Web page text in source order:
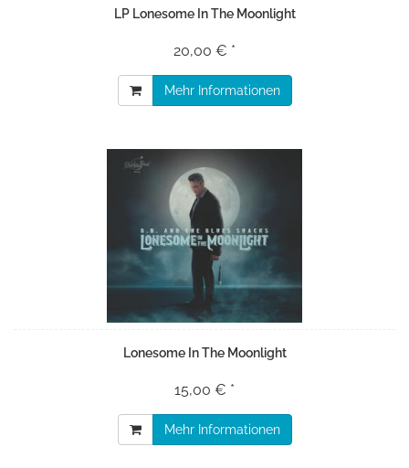
LP Lonesome In The Moonlight
20,00 € *
Mehr Informationen
Lonesome In The Moonlight
15,00 € *
Mehr Informationen